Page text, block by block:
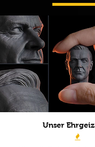
Unser Ehrgeiz